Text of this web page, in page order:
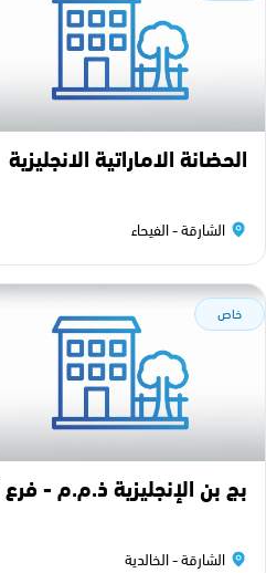
الحضانة الاماراتية الانجليزية
الشارقة - الفيحاء
خاص
بج بن الإنجليزية ذ.م.م - فرع 1
الشارقة - الخالدية